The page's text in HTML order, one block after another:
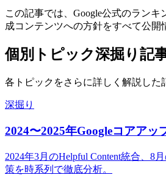
この記事では、Google公式のラン
成コンテンツへの方針をすべて公開
個別トピック深掘り記
各トピックをさらに詳しく解説した
深掘り
2024〜2025年Googleコアア
2024年3月のHelpful Content統合、
策を時系列で徹底分析。